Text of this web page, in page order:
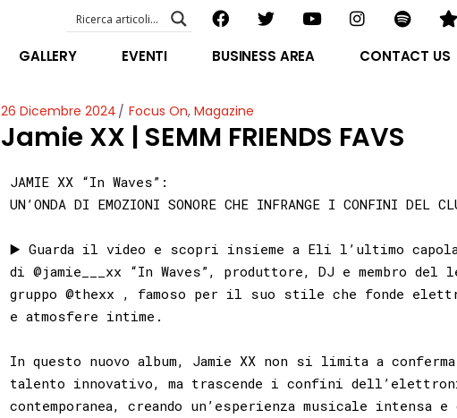
GALLERY
EVENTI – foto & video
ABOUT US
STAFF
FILOSOFIA
VIDEO E INTERVISTE
EVENTI BUSINESS AREA CONTACT US
EVENTI – foto & video
FILOSOFIA
VIDEO E INTERVISTE
26 Dicembre 2024 Focus On, Magazine
Jamie XX | SEMM FRIENDS FAVS
JAMIE XX “In Waves”:
UN’ONDA DI EMOZIONI SONORE CHE INFRANGE I CONFINI DEL
▶️ Guarda il video e scopri insieme a Eli l’ultimo
di @jamie___xx “In Waves”, produttore, DJ e membro del
gruppo @thexx , famoso per il suo stile che fonde
e atmosfere intime.
In questo nuovo album, Jamie XX non si limita a
talento innovativo, ma trascende i confini
contemporanea, creando un’esperienza musicale intensa